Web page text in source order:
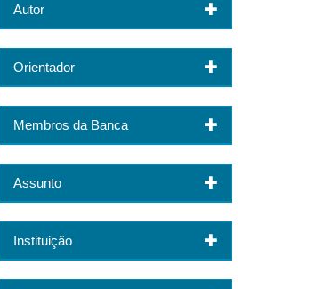
Autor
Orientador
Membros da Banca
Assunto
Instituição